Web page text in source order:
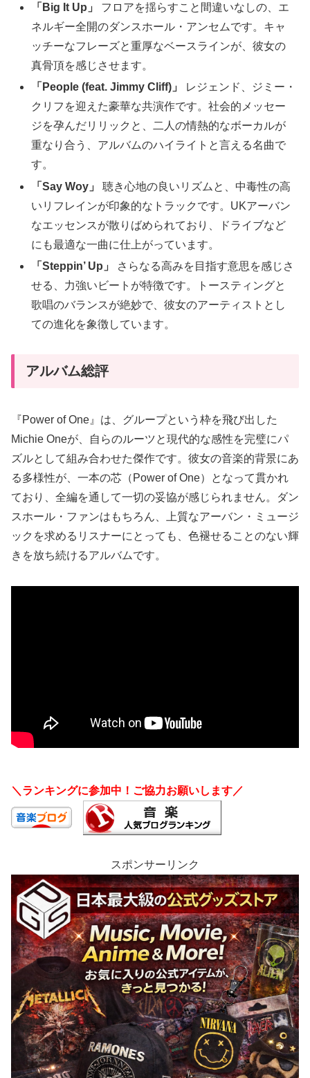
「Big It Up」
フロアを揺らすこと間違いなしの、エ
ネルギー全開のダンスホール・アンセムです。キャ
ッチーなフレーズと重厚なベースラインが、彼女の
真骨頂を感じさせます。
「People (feat. Jimmy Cliff)」
レジェンド、ジミー・
クリフを迎えた豪華な共演作です。社会的メッセー
ジを孕んだリリックと、二人の情熱的なボーカルが
重なり合う、アルバムのハイライトと言える名曲で
す。
「Say Woy」
聴き心地の良いリズムと、中毒性の高
いリフレインが印象的なトラックです。UKアーバン
なエッセンスが散りばめられており、ドライブなど
にも最適な一曲に仕上がっています。
「Steppin’ Up」
さらなる高みを目指す意思を感じさ
せる、力強いビートが特徴です。トースティングと
歌唱のバランスが絶妙で、彼女のアーティストとし
ての進化を象徴しています。
アルバム総評
『Power of One』は、グループという枠を飛び出した
Michie Oneが、自らのルーツと現代的な感性を完璧にパ
ズルとして組み合わせた傑作です。彼女の音楽的背景にあ
る多様性が、一本の芯（Power of One）となって貫かれ
ており、全編を通して一切の妥協が感じられません。ダン
スホール・ファンはもちろん、上質なアーバン・ミュージ
ックを求めるリスナーにとっても、色褪せることのない輝
きを放ち続けるアルバムです。
＼ランキングに参加中！ご協力お願いします／
スポンサーリンク